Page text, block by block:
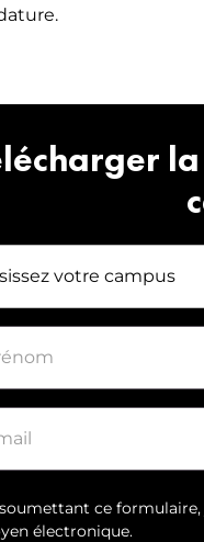
*
ce
électronique.